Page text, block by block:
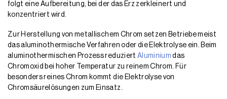
folgt eine Aufbereitung, bei der das Erz zerkleinert und
konzentriert wird.
Zur Herstellung von metallischem Chrom setzen Betriebe meist
das aluminothermische Verfahren oder die Elektrolyse ein. Beim
aluminothermischen Prozess reduziert Aluminium das
Chromoxid bei hoher Temperatur zu reinem Chrom. Für
besonders reines Chrom kommt die Elektrolyse von
Chromsäurelösungen zum Einsatz.